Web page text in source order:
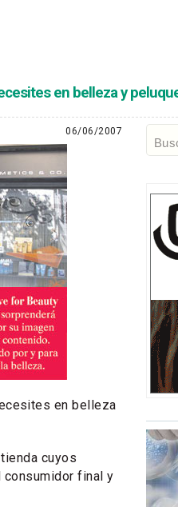
en belleza y
06/06/2007
en belleza
cuyos
final y